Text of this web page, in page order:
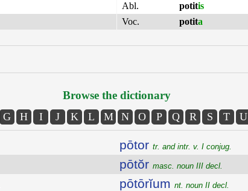
Abl.
potitis
Voc.
potita
Browse the dictionary
G H I J K L M N O P Q R S T U
pōtor tr. and intr. v. I conjug.
pōtŏr masc. noun III decl.
pōtōrĭum nt. noun II decl.